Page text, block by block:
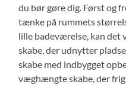
du bør gøre dig. Først og
tænke på rummets
lille badeværelse, kan det
skabe, der udnytter
skabe med indbygget
væghængte skabe, der